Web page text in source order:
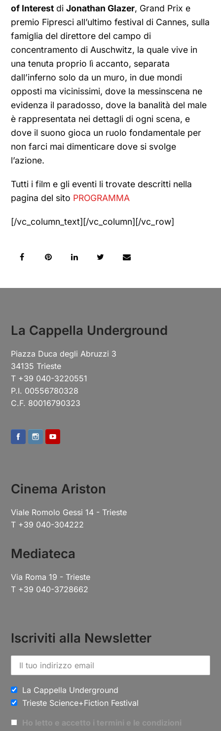
of Interest diJonathan Glazer, Grand Prix e
premio Fipresci all’ultimo festival di Cannes, sulla
famiglia del direttore del campo di
concentramento di Auschwitz, la quale vive in
una tenuta proprio lì accanto, separata
dall’inferno solo da un muro, in due mondi
opposti ma vicinissimi, dove la messinscena ne
evidenza il paradosso, dove la banalità del male
è rappresentata nei dettagli di ogni scena, e
dove il suono gioca un ruolo fondamentale per
non farci mai dimenticare dove si svolge
l’azione.
Tutti i film e gli eventi li trovate descritti nella
pagina del sito PROGRAMMA
[/vc_column_text][/vc_column][/vc_row]
La Cappella Underground
Piazza Duca degli Abruzzi 3
34135 Trieste
T +39 040-3220551
P.I. 00556780328
C.F. 80016790323
Cinema Ariston
Viale Romolo Gessi 14 - Trieste
T +39 040-304222
Mediateca
Via Roma 19 - Trieste
T +39 040-3728662
Iscriviti alla Newsletter
La Cappella Underground
Trieste Science+Fiction Festival
Ho letto e accetto i termini e le condizioni